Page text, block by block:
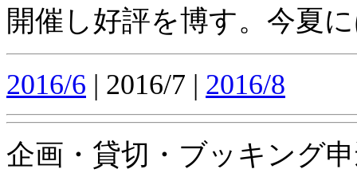
開催し好評を博す。今夏
2016/6 | 2016/7 | 2016/8
企画・貸切・ブッキング